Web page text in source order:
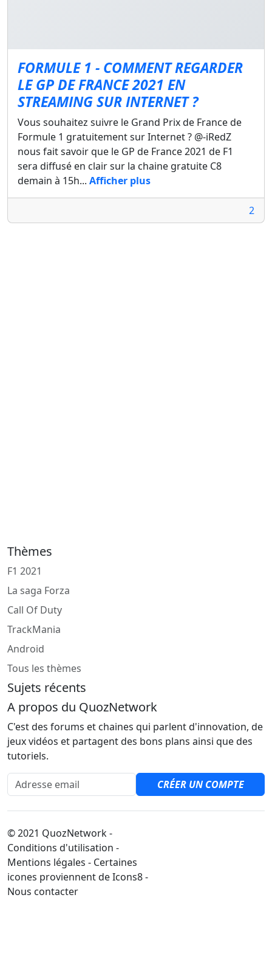
FORMULE 1 - COMMENT REGARDER
LE GP DE FRANCE 2021 EN
STREAMING SUR INTERNET ?
Vous souhaitez suivre le Grand Prix de France de
Formule 1 gratuitement sur Internet ? @-iRedZ
nous fait savoir que le GP de France 2021 de F1
sera diffusé en clair sur la chaine gratuite C8
demain à 15h... Afficher plus
2
Thèmes
F1 2021
La saga Forza
Call Of Duty
TrackMania
Android
Tous les thèmes
Sujets récents
A propos du QuozNetwork
C'est des forums et chaines qui parlent d'innovation, de
jeux vidéos et partagent des bons plans ainsi que des
tutoriels.
Adresse email
CRÉER UN COMPTE
© 2021 QuozNetwork -
Conditions d'utilisation -
Mentions légales - Certaines
icones proviennent de Icons8 -
Nous contacter